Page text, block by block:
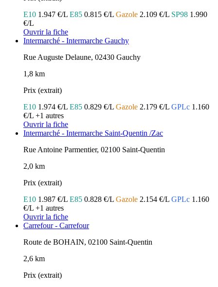
E10 1.947 €/L E85 0.815 €/L Gazole 2.109 €/L SP98 1.990
€/L
Ouvrir la fiche
Intermarché - Intermarche Gauchy
Rue Auguste Delaune, 02430 Gauchy
1,8 km
Prix (extrait)
E10 1.974 €/L E85 0.829 €/L Gazole 2.179 €/L GPLc 1.160
€/L +1 autres
Ouvrir la fiche
Intermarché - Intermarche Saint-Quentin /Zac
Rue Antoine Parmentier, 02100 Saint-Quentin
2,0 km
Prix (extrait)
E10 1.987 €/L E85 0.828 €/L Gazole 2.154 €/L GPLc 1.160
€/L +1 autres
Ouvrir la fiche
Carrefour - Carrefour
Route de BOHAIN, 02100 Saint-Quentin
2,6 km
Prix (extrait)